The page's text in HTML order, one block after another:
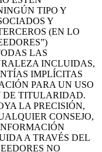
TIPO Y
Y
(EN LO
LAS
INCLUIDAS,
IMPLÍCITAS
PARA UN USO
DE TITULARIDAD.
LA PRECISIÓN,
CONSEJO,
A TRAVÉS DEL
NO